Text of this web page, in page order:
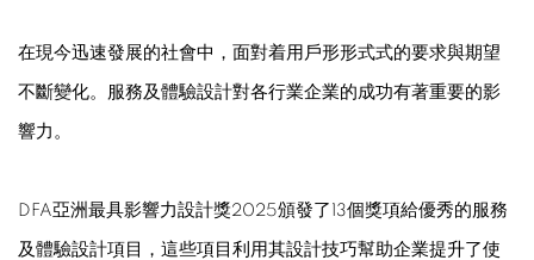
在現今迅速發展的社會中，面對着用戶形形式式的要求與期望
不斷變化。服務及體驗設計對各行業企業的成功有著重要的影
響力。
DFA亞洲最具影響力設計獎2025頒發了13個獎項給優秀的服務
及體驗設計項目，這些項目利用其設計技巧幫助企業提升了使